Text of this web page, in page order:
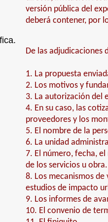
versión pública del
deberá contener, por
De las adjudicaciones
1. La propuesta
2. Los motivos y
3. La autorización del
4. En su caso, las
proveedores y los
5. El nombre de la
6. La unidad
7. El número, fecha,
de los servicios u obra.
8. Los mecanismos de
estudios de impacto
9. Los informes de
10. El convenio de